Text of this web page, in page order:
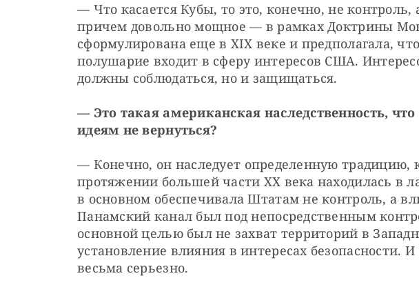
— Что касается Кубы, то это, конечно, не
причем довольно мощное — в рамках Доктрины
сформулирована еще в ХIХ веке и предполагала,
полушарие входит в сферу интересов США.
должны соблюдаться, но и защищаться.
— Это такая американская наследственность,
идеям не вернуться?
— Конечно, он наследует определенную традицию,
протяжении большей части ХХ века находилась в
в основном обеспечивала Штатам не контроль, а
Панамский канал был под непосредственным
основной целью был не захват территорий в
установление влияния в интересах безопасности.
весьма серьезно.